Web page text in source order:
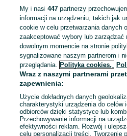
Mapa kategorii
Mapa miejscowości
Mapa ministron
Popularne wyszukiwania
My i nasi447 partnerzy
informacji na urządzeniu, takich jak
cookie w celu przetwarzania danych
zaakceptować wybory lub
dowolnym momencie na stronie
sygnalizowane naszym partnerom i
przeglądania. Polityka cookies,
Wraz z naszymi partnerami
zapewnienia:
Użycie dokładnych danych
charakterystyki urządzenia do celów
odbiorców dzięki statystyce lub
Przechowywanie informacji na
efektywności reklam. Rozwój i
celu personalizacji treści. Tworzenie